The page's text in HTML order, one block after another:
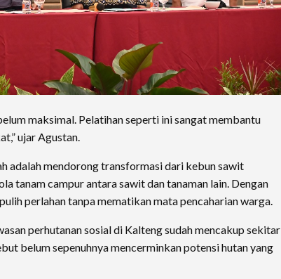
maksimal. Pelatihan seperti ini sangat membantu
ujar Agustan.
adalah mendorong transformasi dari kebun sawit
tanam campur antara sawit dan tanaman lain. Dengan
perlahan tanpa mematikan mata pencaharian warga.
perhutanan sosial di Kalteng sudah mencakup sekitar
belum sepenuhnya mencerminkan potensi hutan yang